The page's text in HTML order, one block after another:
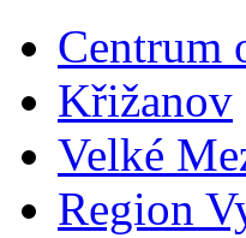
Centrum
Křižanov
Velké
Region